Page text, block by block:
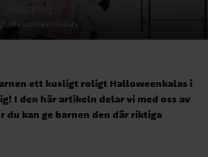
Inspiration
Halloweenkalas
ett kusligt roligt Halloweenkalas i
I den här artikeln delar vi med oss av
du kan ge barnen den där riktiga